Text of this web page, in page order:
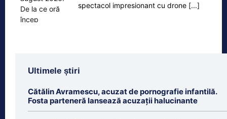
spectacol impresionant cu drone [...]
Ultimele știri
Cătălin Avramescu, acuzat de pornografie infantilă.
Fosta parteneră lansează acuzații halucinante